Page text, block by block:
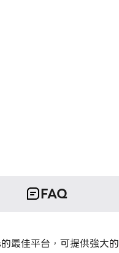
FAQ
佳平台，可提供強大